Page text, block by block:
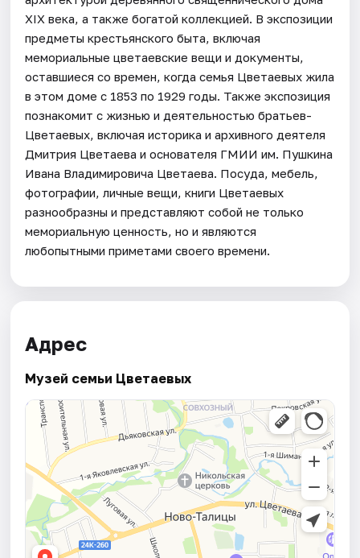
XIX века, а также богатой коллекцией. В экспозиции
предметы крестьянского быта, включая
мемориальные цветаевские вещи и документы,
оставшиеся со времен, когда семья Цветаевых жила
в этом доме с 1853 по 1929 годы. Также экспозиция
познакомит с жизнью и деятельностью братьев-
Цветаевых, включая историка и архивного деятеля
Дмитрия Цветаева и основателя ГМИИ им. Пушкина
Ивана Владимировича Цветаева. Посуда, мебель,
фотографии, личные вещи, книги Цветаевых
разнообразны и представляют собой не только
мемориальную ценность, но и являются
любопытными приметами своего времени.
Адрес
Музей семьи Цветаевых